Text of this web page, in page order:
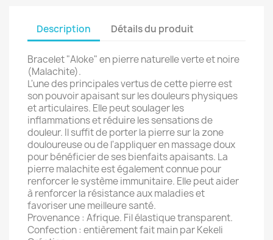
Description Détails du produit
Bracelet "Aloke" en pierre naturelle verte et noire
(Malachite).
L'une des principales vertus de cette pierre est
son pouvoir apaisant sur les douleurs physiques
et articulaires. Elle peut soulager les
inflammations et réduire les sensations de
douleur. Il suffit de porter la pierre sur la zone
douloureuse ou de l'appliquer en massage doux
pour bénéficier de ses bienfaits apaisants. La
pierre malachite est également connue pour
renforcer le système immunitaire. Elle peut aider
à renforcer la résistance aux maladies et
favoriser une meilleure santé.
Provenance : Afrique. Fil élastique transparent.
Confection : entièrement fait main par Kekeli